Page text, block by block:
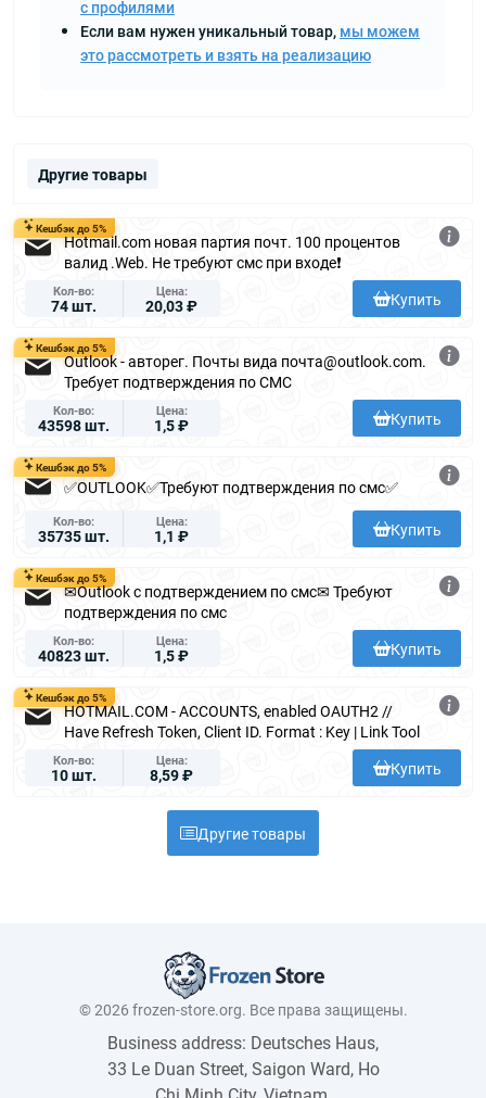
с профилями
Если вам нужен уникальный товар, мы можем
это рассмотреть и взять на реализацию
Другие товары
Кешбэк до 5%
Hotmail.com новая партия почт. 100 процентов
валид .Web. Не требуют смс при входе❗️
Кол-во
74 шт.
Цена
20,03 ₽ Купить
Кешбэк до 5%
Outlook - авторег. Почты вида почта@outlook.com.
Требует подтверждения по СМС
Кол-во
43598 шт.
Цена
1,5 ₽ Купить
Кешбэк до 5%
✅OUTLOOK✅Требуют подтверждения по смс✅
Кол-во
35735 шт.
Цена
1,1 ₽ Купить
Кешбэк до 5%
✉Outlook с подтверждением по смс✉ Требуют
подтверждения по смс
Кол-во
40823 шт.
Цена
1,5 ₽ Купить
Кешбэк до 5%
HOTMAIL.COM - ACCOUNTS, enabled OAUTH2 //
Have Refresh Token, Client ID. Format : Key | Link Tool
Кол-во
10 шт.
Цена
8,59 ₽ Купить
Другие товары
© 2026 frozen-store.org. Все права защищены.
Business address: Deutsches Haus,
33 Le Duan Street, Saigon Ward, Ho